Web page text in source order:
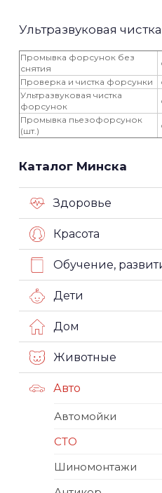
Ультразвуковая
Промывка форсунок без
снятия
Проверка и чистка форсунки
Ультразвуковая чистка
форсунок
Промывка пьезофорсунок
(шт.)
Каталог Минска
Здоровье
Красота
Обучение,
Дети
Дом
Животные
Авто
Автомойки
СТО
Шиномонтажи